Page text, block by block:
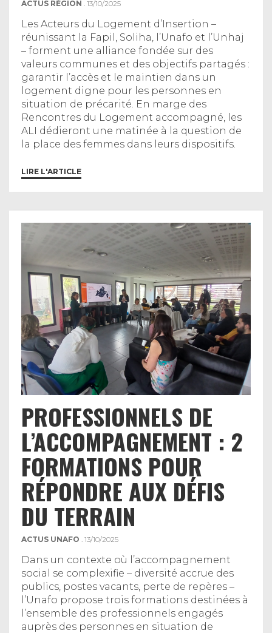
ACTUS RÉGION . 13/10/2025
Les Acteurs du Logement d’Insertion –
réunissant la Fapil, Soliha, l’Unafo et l’Unhaj
– forment une alliance fondée sur des
valeurs communes et des objectifs partagés :
garantir l’accès et le maintien dans un
logement digne pour les personnes en
situation de précarité. En marge des
Rencontres du Logement accompagné, les
ALI dédieront une matinée à la question de
la place des femmes dans leurs dispositifs.
LIRE L'ARTICLE
PROFESSIONNELS DE
L’ACCOMPAGNEMENT : 2
FORMATIONS POUR
RÉPONDRE AUX DÉFIS
DU TERRAIN
ACTUS UNAFO . 13/10/2025
Dans un contexte où l’accompagnement
social se complexifie – diversité accrue des
publics, postes vacants, perte de repères –
l’Unafo propose trois formations destinées à
l’ensemble des professionnels engagés
auprès des personnes en situation de